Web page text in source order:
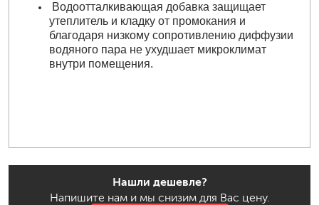
Водоотталкивающая добавка защищает
утеплитель и кладку от промокания и
благодаря низкому сопротивлению диффузии
водяного пара не ухудшает микроклимат
внутри помещения.
Нашли дешевле?
Напишите нам и мы снизим для Вас цену.